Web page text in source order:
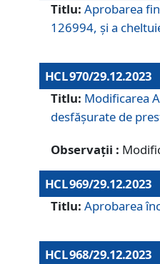
Titlu: Aprobarea
126994, și a
HCL 970/29.12.2023
Titlu: Modificarea
desfășurate de
Observații :
HCL 969/29.12.2023
Titlu: Aprobarea
HCL 968/29.12.2023